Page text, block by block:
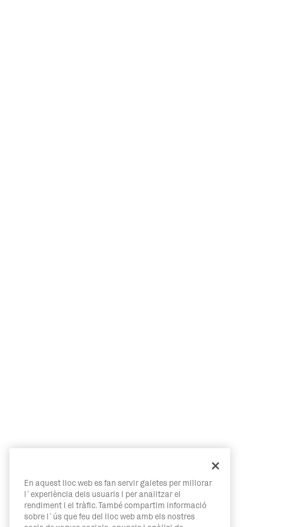
En aquest lloc web es fan servir galetes per millorar
l`experiència dels usuaris i per analitzar el
rendiment i el tràfic. També compartim informació
sobre l`ús que feu del lloc web amb els nostres